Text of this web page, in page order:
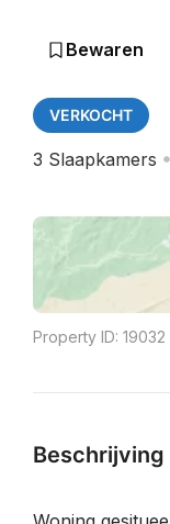
Bewaren
VERKOCHT
3 Slaapkamers
Property ID: 19032
Beschrijving